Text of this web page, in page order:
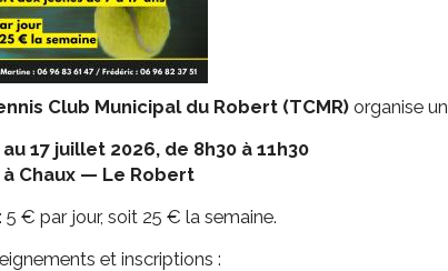
Cohésion Sociale
Epicerie sociale et solidaire "Rayon de Soleil"
Bornes de collecte de l'ACISE
famille
ENFANCE
Club Municipal du Robert (TCMR)organise un
au 17 juillet 2026, de 8h30 à 11h30
à Chaux — Le Robert
5 € par jour, soit 25 € la semaine.
et inscriptions :